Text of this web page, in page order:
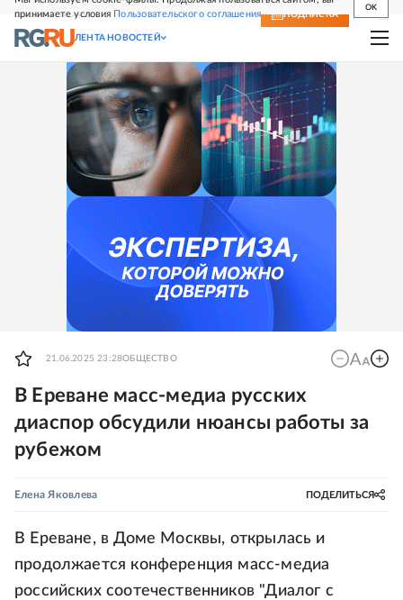
принимаете условия Пользовательского соглашения
OK
СВЕЖИЙ НОМЕР ПОДПИСКА
ЛЕНТА НОВОСТЕЙ
21.06.2025 23:28ОБЩЕСТВО
В Ереване масс-медиа русских
диаспор обсудили нюансы работы за
рубежом
Елена Яковлева ПОДЕЛИТЬСЯ
В Ереване, в Доме Москвы, открылась и
продолжается конференция масс-медиа
российских соотечественников "Диалог с